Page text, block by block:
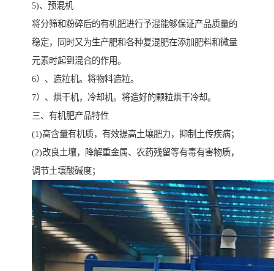
5)、预混机
将分筛和粉碎后的有机肥进行予混能够保证产品质量的
稳定，同时又为生产肥和各种复混肥在添加肥料和微量
元素时起到混合的作用。
6）、造粒机。将物料造粒。
7）、烘干机，冷却机。将造好的颗粒烘干冷却。
三、有机肥产品特性
(1)高含量有机质，有效提高土壤肥力，抑制土传疾病；
(2)改良土壤，降解重金属、农药残留等有毒有害物质，
调节土壤酸碱度；